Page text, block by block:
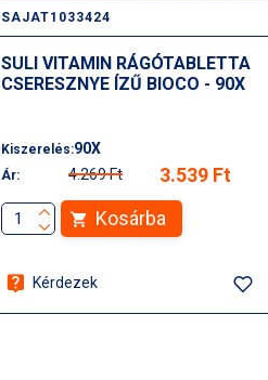
SAJAT1033424
SULI VITAMIN RÁGÓTABLETTA
CSERESZNYE ÍZŰ BIOCO - 90X
Kiszerelés:90X
Ár: 4.269 Ft
3.539 Ft
Kosárba
Kérdezek